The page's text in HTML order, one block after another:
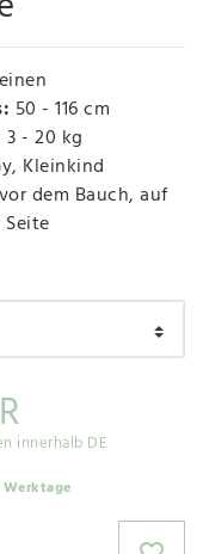
50 - 116 cm
3 - 20 kg
Kleinkind
vor dem Bauch, auf
innerhalb DE